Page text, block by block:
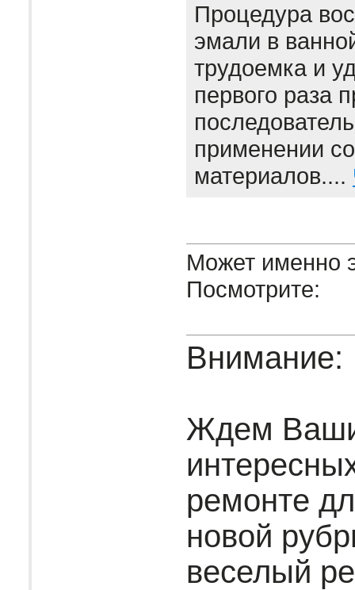
Процедура
эмали в
трудоемка и
первого раза
применении
материалов....
Может именно
Посмотрите:
Внимание:
Ждем
ремонте
новой
веселый